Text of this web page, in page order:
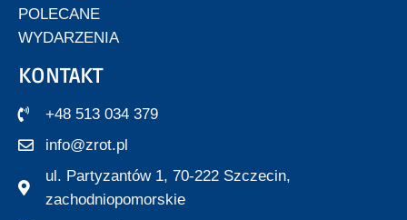
POLECANE
WYDARZENIA
KONTAKT
+48 513 034 379
info@zrot.pl
ul. Partyzantów 1, 70-222 Szczecin,
zachodniopomorskie